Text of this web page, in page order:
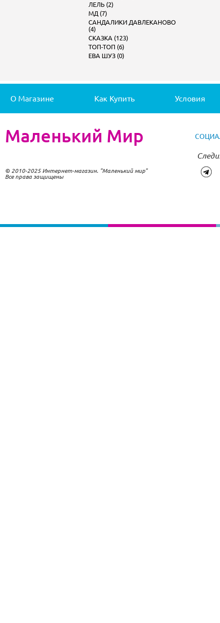
ЛЕЛЬ (2)
МД (7)
САНДАЛИКИ ДАВЛЕКАНОВО
(4)
СКАЗКА (123)
ТОП-ТОП (6)
ЕВА ШУЗ (0)
О Магазине Как Купить Условия
Маленький Мир
© 2010-2025 Интернет-магазин. "Маленький мир"
Все права защищены